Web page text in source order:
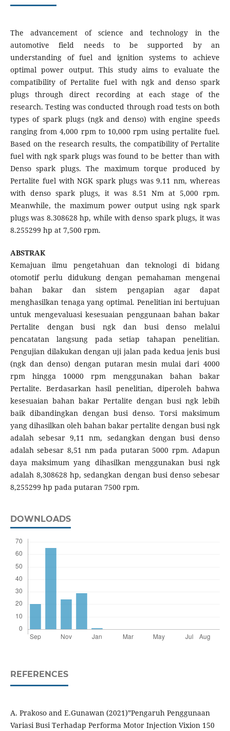
The advancement of science and technology in the
automotive field needs to be supported by an
understanding of fuel and ignition systems to achieve
optimal power output. This study aims to evaluate the
compatibility of Pertalite fuel with ngk and denso spark
plugs through direct recording at each stage of the
research. Testing was conducted through road tests on both
types of spark plugs (ngk and denso) with engine speeds
ranging from 4,000 rpm to 10,000 rpm using pertalite fuel.
Based on the research results, the compatibility of Pertalite
fuel with ngk spark plugs was found to be better than with
Denso spark plugs. The maximum torque produced by
Pertalite fuel with NGK spark plugs was 9.11 nm, whereas
with denso spark plugs, it was 8.51 Nm at 5,000 rpm.
Meanwhile, the maximum power output using ngk spark
plugs was 8.308628 hp, while with denso spark plugs, it was
8.255299 hp at 7,500 rpm.
ABSTRAK
Kemajuan ilmu pengetahuan dan teknologi di bidang
otomotif perlu didukung dengan pemahaman mengenai
bahan bakar dan sistem pengapian agar dapat
menghasilkan tenaga yang optimal. Penelitian ini bertujuan
untuk mengevaluasi kesesuaian penggunaan bahan bakar
Pertalite dengan busi ngk dan busi denso melalui
pencatatan langsung pada setiap tahapan penelitian.
Pengujian dilakukan dengan uji jalan pada kedua jenis busi
(ngk dan denso) dengan putaran mesin mulai dari 4000
rpm hingga 10000 rpm menggunakan bahan bakar
Pertalite. Berdasarkan hasil penelitian, diperoleh bahwa
kesesuaian bahan bakar Pertalite dengan busi ngk lebih
baik dibandingkan dengan busi denso. Torsi maksimum
yang dihasilkan oleh bahan bakar pertalite dengan busi ngk
adalah sebesar 9,11 nm, sedangkan dengan busi denso
adalah sebesar 8,51 nm pada putaran 5000 rpm. Adapun
daya maksimum yang dihasilkan menggunakan busi ngk
adalah 8,308628 hp, sedangkan dengan busi denso sebesar
8,255299 hp pada putaran 7500 rpm.
DOWNLOADS
REFERENCES
A. Prakoso and E.Gunawan (2021)”Pengaruh Penggunaan
Variasi Busi Terhadap Performa Motor Injection Vixion 150